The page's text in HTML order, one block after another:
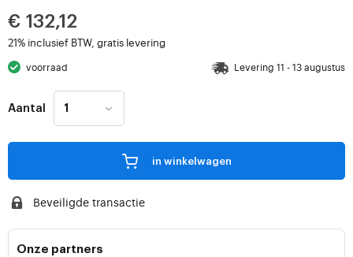
€ 132,12
21% inclusief BTW, gratis levering
voorraad Levering 11 - 13 augustus
Aantal
in winkelwagen
Beveiligde transactie
Onze partners